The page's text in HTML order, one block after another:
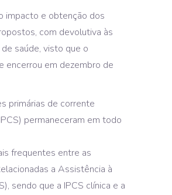
impacto e obtenção dos
com devolutiva às
saúde, visto que o
encerrou em dezembro de
primárias de corrente
permaneceram em todo
frequentes entre as
a Assistência à
sendo que a IPCS clínica e a